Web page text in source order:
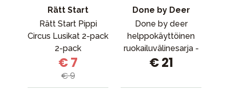
Rätt Start
Rätt Start Pippi
Circus Lusikat 2-pack
2-pack
€ 7
€ 9
Done by Deer
Done by deer
helppokäyttöinen
ruokailuvälinesarja -
Sea friends Blue
€ 21